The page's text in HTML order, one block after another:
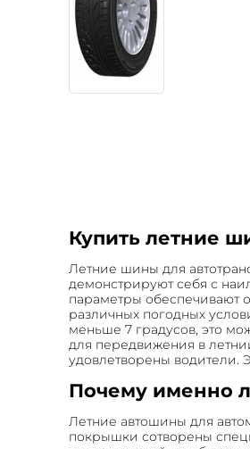
Купить летние
Летние шины для
демонстрируют себя с
параметры обеспечивают
различных погодных
меньше 7 градусов, это
для передвижения в
удовлетворены водители.
Почему именно
Летние автошины для
покрышки сотворены